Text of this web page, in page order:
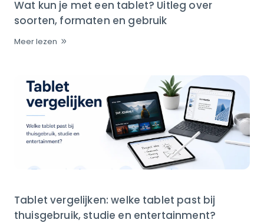
Wat kun je met een tablet? Uitleg over
soorten, formaten en gebruik
Meer lezen
Tablet vergelijken: welke tablet past bij
thuisgebruik, studie en entertainment?